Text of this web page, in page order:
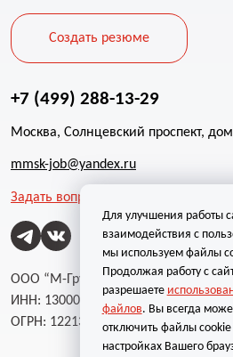
Создать резюме
+7 (499) 288-13-29
Москва, Солнцевский проспект,
mmsk-job@yandex.ru
Задать вопрос
ООО “М-Групп”
ИНН: 1300002787
ОГРН: 1221300004232
Для улучшения работы
взаимодействия с
мы используем файлы
Продолжая работу с
разрешаете
файлов. Вы всегда
отключить файлы cookie
настройках Вашего